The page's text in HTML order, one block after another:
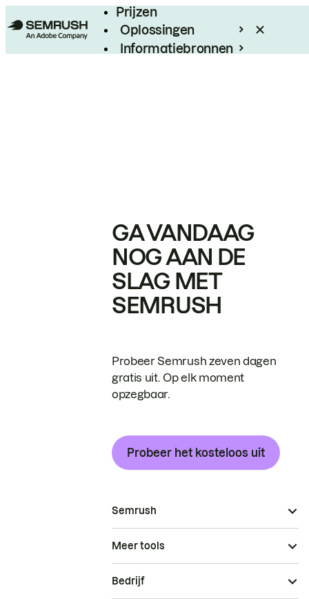
Prijzen
Oplossingen
Informatiebronnen
GA VANDAAG
NOG AAN DE
SLAG MET
SEMRUSH
Probeer Semrush zeven dagen
gratis uit. Op elk moment
opzegbaar.
Probeer het kosteloos uit
Semrush
Meer tools
Bedrijf